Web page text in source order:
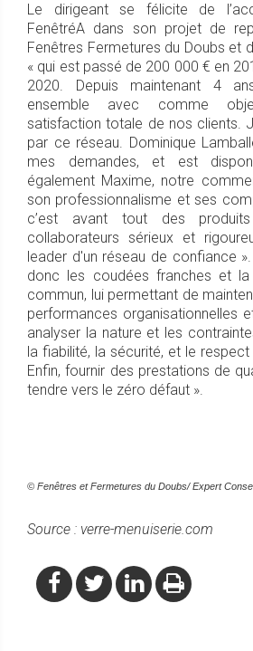
Le dirigeant se félicite de
FenêtréA dans son projet de
Fenêtres Fermetures du Doubs et
« qui est passé de 200 000 € en
2020. Depuis maintenant 4
ensemble avec comme
satisfaction totale de nos clients.
par ce réseau. Dominique
mes demandes, et est
également Maxime, notre
son professionnalisme et ses
c’est avant tout des
collaborateurs sérieux et
leader d'un réseau de confiance
donc les coudées franches et la
commun, lui permettant de
performances organisationnelles
analyser la nature et les
la fiabilité, la sécurité, et le
Enfin, fournir des prestations de
tendre vers le zéro défaut ».
© Fenêtres et Fermetures du Doubs/ Expert
Source : verre-menuiserie.com